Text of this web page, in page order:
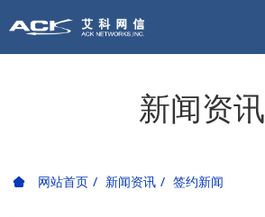
新闻资讯
网站首页 新闻资讯 签约新闻